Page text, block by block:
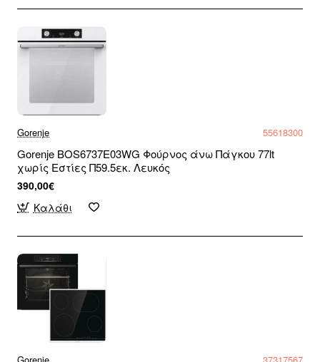
Gorenje 55618300
Gorenje BOS6737E03WG Φούρνος άνω Πάγκου 77lt
χωρίς Εστίες Π59.5εκ. Λευκός
390,00€
Καλάθι
Gorenje 37317567